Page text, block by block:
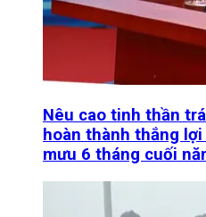
Nêu cao tinh thần
hoàn thành thắng
mưu 6 tháng cuối